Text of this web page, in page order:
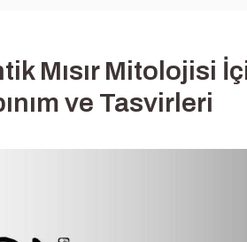
Mısır Mitolojisi
ve Tasvirleri